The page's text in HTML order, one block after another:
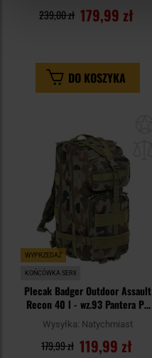
179,99 zł
239,00 zł
DO KOSZYKA
WYPRZEDAŻ
KOŃCÓWKA SERII
Plecak Badger Outdoor Assault
Recon 40 l - wz.93 Pantera PL
Woodland
Wysyłka: Natychmiast
119,99 zł
179,99 zł